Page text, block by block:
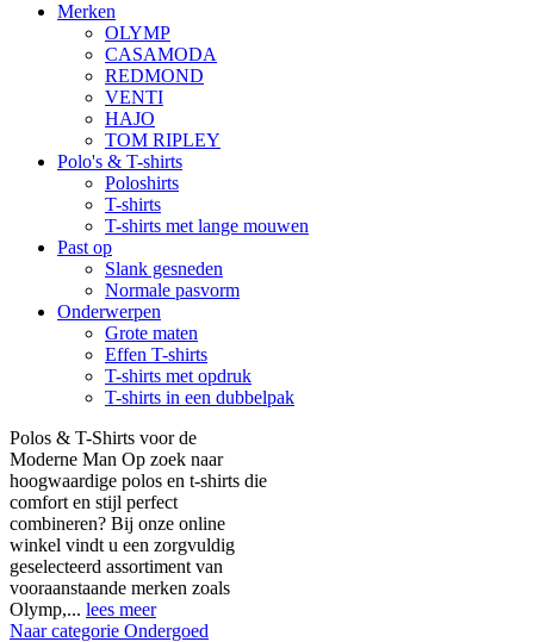
Merken
OLYMP
CASAMODA
REDMOND
VENTI
HAJO
TOM RIPLEY
Polo's & T-shirts
Poloshirts
T-shirts
T-shirts met lange mouwen
Past op
Slank gesneden
Normale pasvorm
Onderwerpen
Grote maten
Effen T-shirts
T-shirts met opdruk
T-shirts in een dubbelpak
Polos & T-Shirts voor de
Moderne Man Op zoek naar
hoogwaardige polos en t-shirts die
comfort en stijl perfect
combineren? Bij onze online
winkel vindt u een zorgvuldig
geselecteerd assortiment van
vooraanstaande merken zoals
Olymp,... lees meer
Naar categorie Ondergoed